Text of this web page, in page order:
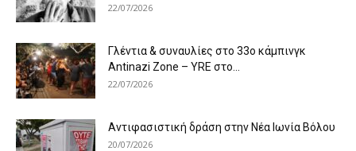
22/07/2026
Γλέντια & συναυλίες στο 33ο κάμπινγκ
Antinazi Zone – YRE στο...
22/07/2026
Αντιφασιστική δράση στην Νέα Ιωνία Βόλου
20/07/2026